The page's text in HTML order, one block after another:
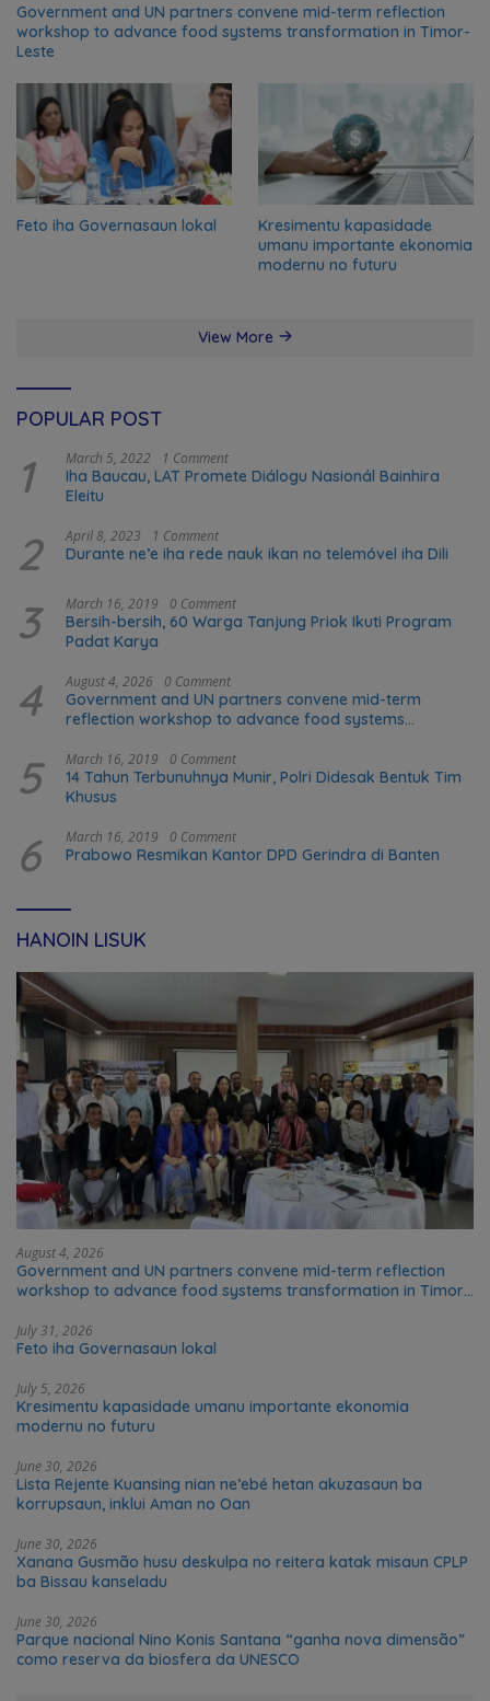
Government and UN partners convene mid-term reflection
workshop to advance food systems transformation in Timor-
Leste
Feto iha Governasaun lokal
Kresimentu kapasidade
umanu importante ekonomia
modernu no futuru
View More
POPULAR POST
1 March 5, 2022 1 Comment
Iha Baucau, LAT Promete Diálogu Nasionál Bainhira
Eleitu
2 April 8, 2023 1 Comment
Durante ne’e iha rede nauk ikan no telemóvel iha Dili
3 March 16, 2019 0 Comment
Bersih-bersih, 60 Warga Tanjung Priok Ikuti Program
Padat Karya
4 August 4, 2026 0 Comment
Government and UN partners convene mid-term
reflection workshop to advance food systems
5 March 16, 2019 0 Comment
14 Tahun Terbunuhnya Munir, Polri Didesak Bentuk Tim
Khusus
6 March 16, 2019 0 Comment
Prabowo Resmikan Kantor DPD Gerindra di Banten
HANOIN LISUK
August 4, 2026
Government and UN partners convene mid-term reflection
workshop to advance food systems transformation in Timor-
July 31, 2026
Feto iha Governasaun lokal
July 5, 2026
Kresimentu kapasidade umanu importante ekonomia
modernu no futuru
June 30, 2026
Lista Rejente Kuansing nian ne’ebé hetan akuzasaun ba
korrupsaun, inklui Aman no Oan
June 30, 2026
Xanana Gusmão husu deskulpa no reitera katak misaun CPLP
ba Bissau kanseladu
June 30, 2026
Parque nacional Nino Konis Santana “ganha nova dimensão”
como reserva da biosfera da UNESCO